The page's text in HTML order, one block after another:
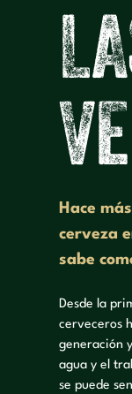
LA
VE
Hace
cerveza
sabe
Desde la
cerveceros
generación
agua y el
se puede